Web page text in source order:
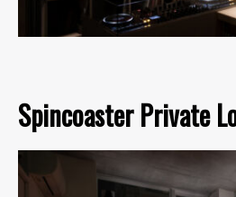
Spincoaster Private